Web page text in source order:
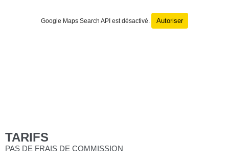
Google Maps Search API est désactivé. Autoriser
TARIFS
PAS DE FRAIS DE COMMISSION